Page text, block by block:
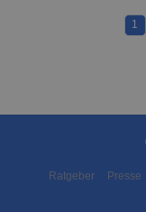
1
Ratgeber Presse